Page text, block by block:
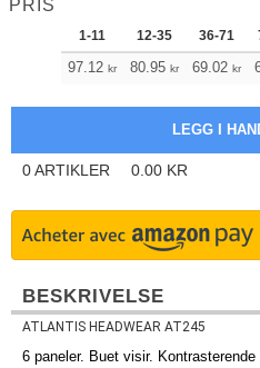
PRIS
1-11 12-35 36-71
97.12 kr 80.95 kr 69.02 kr
0ARTIKLER 0.00 KR
BESKRIVELSE
ATLANTIS HEADWEAR AT245
6 paneler. Buet visir.